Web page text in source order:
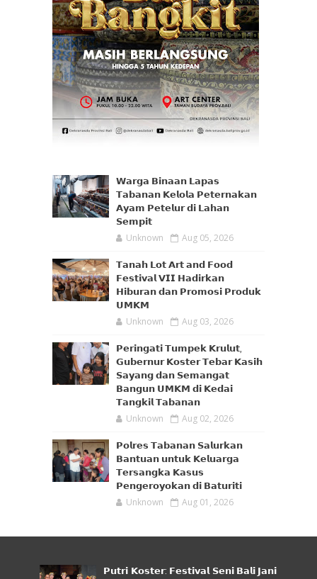
𝗪𝗮𝗿𝗴𝗮 𝗕𝗶𝗻𝗮𝗮𝗻 𝗟𝗮𝗽𝗮𝘀
𝗧𝗮𝗯𝗮𝗻𝗮𝗻 𝗞𝗲𝗹𝗼𝗹𝗮 𝗣𝗲𝘁𝗲𝗿𝗻𝗮𝗸𝗮𝗻
𝗔𝘆𝗮𝗺 𝗣𝗲𝘁𝗲𝗹𝘂𝗿 𝗱𝗶 𝗟𝗮𝗵𝗮𝗻
𝗦𝗲𝗺𝗽𝗶𝘁
Unknown Aug 05, 2026
𝗧𝗮𝗻𝗮𝗵 𝗟𝗼𝘁 𝗔𝗿𝘁 𝗮𝗻𝗱 𝗙𝗼𝗼𝗱
𝗙𝗲𝘀𝘁𝗶𝘃𝗮𝗹 𝗩𝗜𝗜 𝗛𝗮𝗱𝗶𝗿𝗸𝗮𝗻
𝗛𝗶𝗯𝘂𝗿𝗮𝗻 𝗱𝗮𝗻 𝗣𝗿𝗼𝗺𝗼𝘀𝗶 𝗣𝗿𝗼𝗱𝘂𝗸
𝗨𝗠𝗞𝗠
Unknown Aug 03, 2026
𝗣𝗲𝗿𝗶𝗻𝗴𝗮𝘁𝗶 𝗧𝘂𝗺𝗽𝗲𝗸 𝗞𝗿𝘂𝗹𝘂𝘁,
𝗚𝘂𝗯𝗲𝗿𝗻𝘂𝗿 𝗞𝗼𝘀𝘁𝗲𝗿 𝗧𝗲𝗯𝗮𝗿 𝗞𝗮𝘀𝗶𝗵
𝗦𝗮𝘆𝗮𝗻𝗴 𝗱𝗮𝗻 𝗦𝗲𝗺𝗮𝗻𝗴𝗮𝘁
𝗕𝗮𝗻𝗴𝘂𝗻 𝗨𝗠𝗞𝗠 𝗱𝗶 𝗞𝗲𝗱𝗮𝗶
𝗧𝗮𝗻𝗴𝗸𝗶𝗹 𝗧𝗮𝗯𝗮𝗻𝗮𝗻
Unknown Aug 02, 2026
𝗣𝗼𝗹𝗿𝗲𝘀 𝗧𝗮𝗯𝗮𝗻𝗮𝗻 𝗦𝗮𝗹𝘂𝗿𝗸𝗮𝗻
𝗕𝗮𝗻𝘁𝘂𝗮𝗻 𝘂𝗻𝘁𝘂𝗸 𝗞𝗲𝗹𝘂𝗮𝗿𝗴𝗮
𝗧𝗲𝗿𝘀𝗮𝗻𝗴𝗸𝗮 𝗞𝗮𝘀𝘂𝘀
𝗣𝗲𝗻𝗴𝗲𝗿𝗼𝘆𝗼𝗸𝗮𝗻 𝗱𝗶 𝗕𝗮𝘁𝘂𝗿𝗶𝘁𝗶
Unknown Aug 01, 2026
𝗣𝘂𝘁𝗿𝗶 𝗞𝗼𝘀𝘁𝗲𝗿: 𝗙𝗲𝘀𝘁𝗶𝘃𝗮𝗹 𝗦𝗲𝗻𝗶 𝗕𝗮𝗹𝗶 𝗝𝗮𝗻𝗶